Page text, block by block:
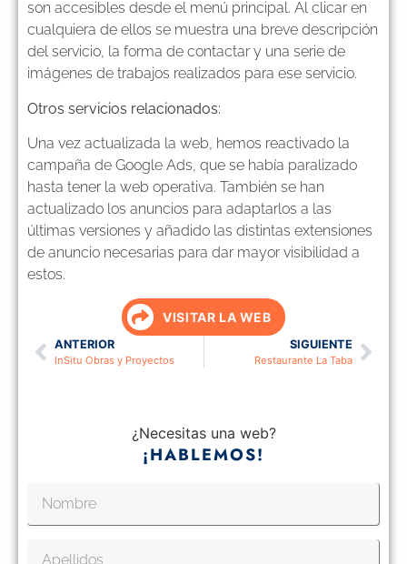
son accesibles desde el menú principal. Al clicar en
cualquiera de ellos se muestra una breve descripción
del servicio, la forma de contactar y una serie de
imágenes de trabajos realizados para ese servicio.
Otros servicios relacionados:
Una vez actualizada la web, hemos reactivado la
campaña de Google Ads, que se había paralizado
hasta tener la web operativa. También se han
actualizado los anuncios para adaptarlos a las
últimas versiones y añadido las distintas extensiones
de anuncio necesarias para dar mayor visibilidad a
estos.
VISITAR LA WEB
ANTERIOR
InSitu Obras y Proyectos
SIGUIENTE
Restaurante La Taba
¿Necesitas una web?
¡HABLEMOS!